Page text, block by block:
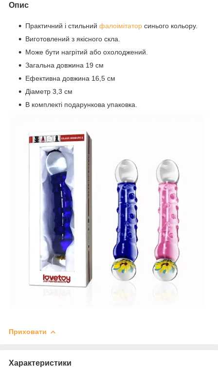
Опис
Практичний і стильний фалоімітатор синього кольору.
Виготовлений з якісного скла.
Може бути нагрітий або охолоджений.
Загальна довжина 19 см
Ефективна довжина 16,5 см
Діаметр 3,3 см
В комплекті подарункова упаковка.
Приховати
Характеристики